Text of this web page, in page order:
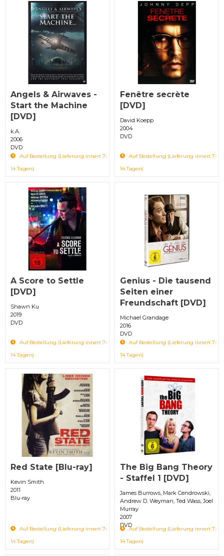
Angels & Airwaves -
Start the Machine
[DVD]
k.A.
2006
DVD
Auf Bestellung (Lieferung innert 7-
14 Tagen)
Fenêtre secrète
[DVD]
David Koepp
2004
DVD
Auf Bestellung (Lieferung innert 7-
14 Tagen)
A Score to Settle
[DVD]
Shawn Ku
2019
DVD
Auf Bestellung (Lieferung innert 7-
14 Tagen)
Genius - Die tausend
Seiten einer
Freundschaft [DVD]
Michael Grandage
2016
DVD
Auf Bestellung (Lieferung innert 7-
14 Tagen)
Red State [Blu-ray]
Kevin Smith
2011
Blu-ray
Auf Bestellung (Lieferung innert 7-
14 Tagen)
The Big Bang Theory
- Staffel 1 [DVD]
James Burrows, Mark Cendrowski,
Andrew D. Weyman, Ted Wass, Joel
Murray
2007
DVD
Auf Bestellung (Lieferung innert 7-
14 Tagen)